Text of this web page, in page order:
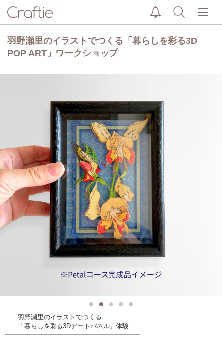
羽野瀬里のイラストでつくる「暮らしを彩る3D
POP ART」ワークショップ
羽野瀬里のイラストでつくる
「暮らしを彩る3Dアートパネル」体験
━━━━━━━━━━━━━━━━━━━━━